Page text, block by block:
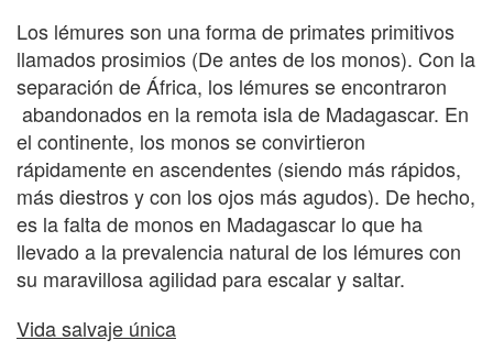
Los lémures son una forma de primates primitivos
llamados prosimios (De antes de los monos). Con la
separación de África, los lémures se encontraron
abandonados en la remota isla de Madagascar. En
el continente, los monos se convirtieron
rápidamente en ascendentes (siendo más rápidos,
más diestros y con los ojos más agudos). De hecho,
es la falta de monos en Madagascar lo que ha
llevado a la prevalencia natural de los lémures con
su maravillosa agilidad para escalar y saltar.
Vida salvaje única